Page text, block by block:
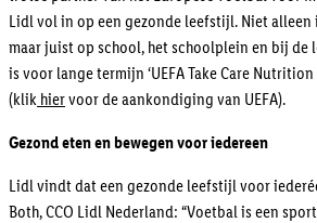
Lidl vol in op een gezonde leefstijl. Niet
maar juist op school, het schoolplein en bij
is voor lange termijn ‘UEFA Take Care
(klik hiervoor de aankondiging van UEFA).
Gezond eten en bewegen voor iedereen
Lidl vindt dat een gezonde leefstijl voor
Both, CCO Lidl Nederland: “Voetbal is een